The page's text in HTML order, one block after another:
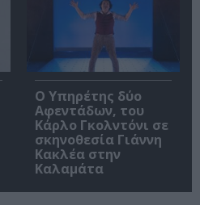
Ο Υπηρέτης δύο
Αφεντάδων, του
Κάρλο Γκολντόνι σε
σκηνοθεσία Γιάννη
Κακλέα στην
Καλαμάτα